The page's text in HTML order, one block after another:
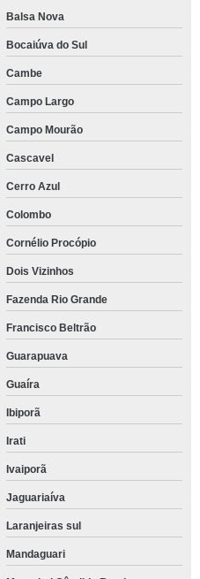
Balsa Nova
Bocaiúva do Sul
Cambe
Campo Largo
Campo Mourão
Cascavel
Cerro Azul
Colombo
Cornélio Procópio
Dois Vizinhos
Fazenda Rio Grande
Francisco Beltrão
Guarapuava
Guaíra
Ibiporã
Irati
Ivaiporã
Jaguariaíva
Laranjeiras sul
Mandaguari